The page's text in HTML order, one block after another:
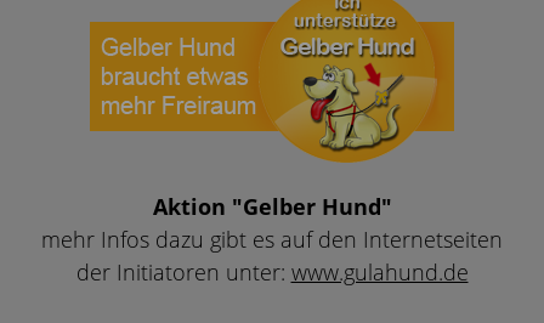
Aktion "Gelber Hund"
mehr Infos dazu gibt es auf den Internetseiten
der Initiatoren unter: www.gulahund.de